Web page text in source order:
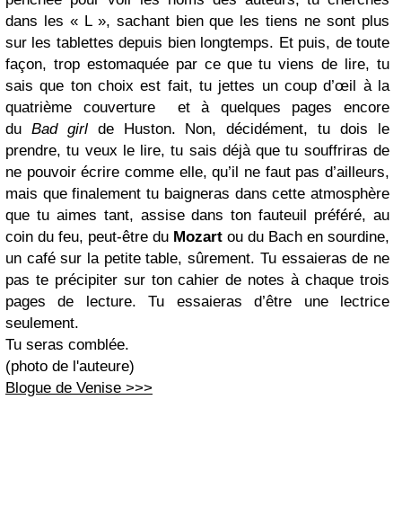
dans les « L », sachant bien que les tiens ne sont plus
sur les tablettes depuis bien longtemps. Et puis, de toute
façon, trop estomaquée par ce que tu viens de lire, tu
sais que ton choix est fait, tu jettes un coup d’œil à la
quatrième couverture et à quelques pages encore
du Bad girlde Huston. Non, décidément, tu dois le
prendre, tu veux le lire, tu sais déjà que tu souffriras de
ne pouvoir écrire comme elle, qu’il ne faut pas d’ailleurs,
mais que finalement tu baigneras dans cette atmosphère
que tu aimes tant, assise dans ton fauteuil préféré, au
coin du feu, peut-être du Mozart ou du Bach en sourdine,
un café sur la petite table, sûrement. Tu essaieras de ne
pas te précipiter sur ton cahier de notes à chaque trois
pages de lecture. Tu essaieras d’être une lectrice
seulement.
Tu seras comblée.
(photo de l'auteure)
Blogue de Venise >>>